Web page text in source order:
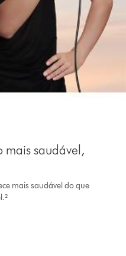
mais saudável,
mais saudável do que